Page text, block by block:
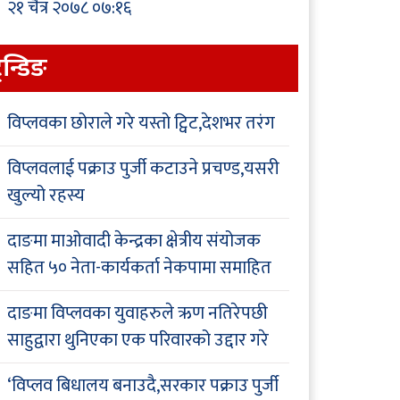
२१ चैत्र २०७८ ०७:१६
विप्लवका छोराले गरे यस्तो ट्विट,देशभर तरंग
विप्लवलाई पक्राउ पुर्जी कटाउने प्रचण्ड,यसरी
खुल्यो रहस्य
दाङमा माओवादी केन्द्रका क्षेत्रीय संयोजक
सहित ५० नेता-कार्यकर्ता नेकपामा समाहित
दाङमा विप्लवका युवाहरुले ऋण नतिरेपछी
साहुद्वारा थुनिएका एक परिवारको उद्दार गरे
‘विप्लव बिधालय बनाउदै,सरकार पक्राउ पुर्जी